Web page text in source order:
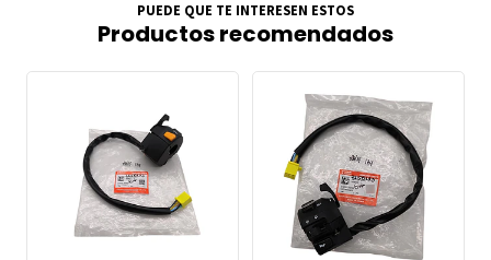
PUEDE QUE TE INTERESEN ESTOS
Productos recomendados